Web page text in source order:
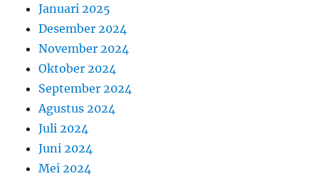
Januari 2025
Desember 2024
November 2024
Oktober 2024
September 2024
Agustus 2024
Juli 2024
Juni 2024
Mei 2024